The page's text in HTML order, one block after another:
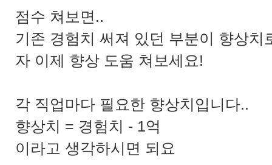
점수 쳐보면..
기존 경험치 써져 있던 부분이 향상치
자 이제 향상 도움 쳐보세요!
각 직업마다 필요한 향상치입니다..
향상치 = 경험치 - 1억
이라고 생각하시면 되요